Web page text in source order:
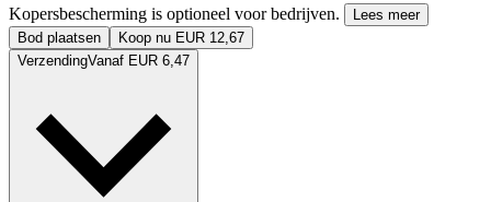
Kopersbescherming is optioneel voor bedrijven.
Lees meer
Bod plaatsen
Koop nu EUR 12,67
VerzendingVanaf EUR 6,47